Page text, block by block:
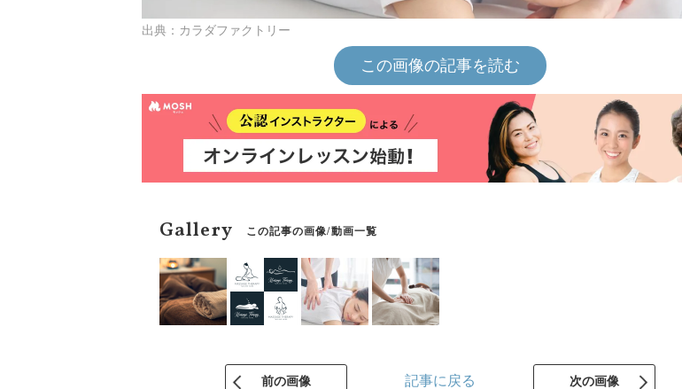
出典：カラダファクトリー
この画像の記事を読む
Gallery この記事の画像/動画一覧
前の画像 記事に戻る 次の画像